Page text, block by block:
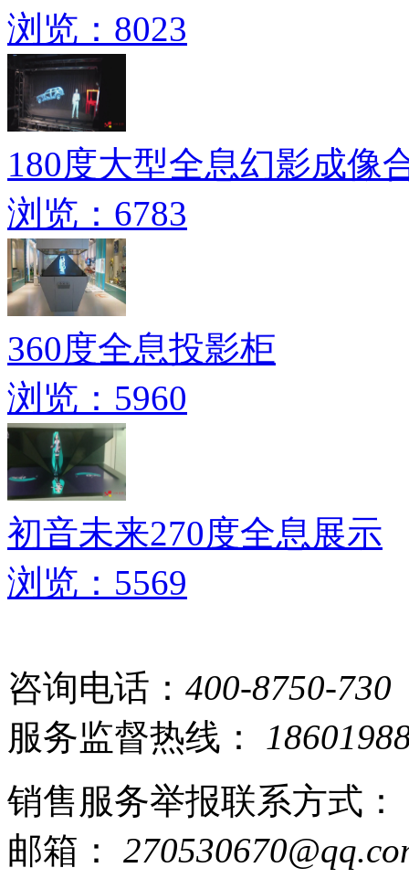
浏览：8023
180度大型全息幻影成像
浏览：6783
360度全息投影柜
浏览：5960
初音未来270度全息展示
浏览：5569
咨询电话： 400-8750-730
服务监督热线：
销售服务举报联系方式：
邮箱：